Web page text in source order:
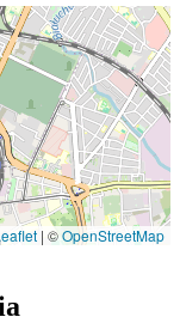
| ©OpenStreetMap